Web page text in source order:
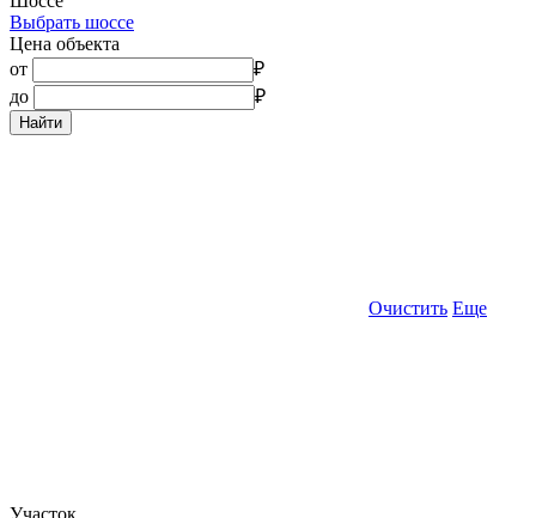
Выбрать шоссе
Цена объекта
от
₽
до
₽
Найти
Очистить Еще
Участок